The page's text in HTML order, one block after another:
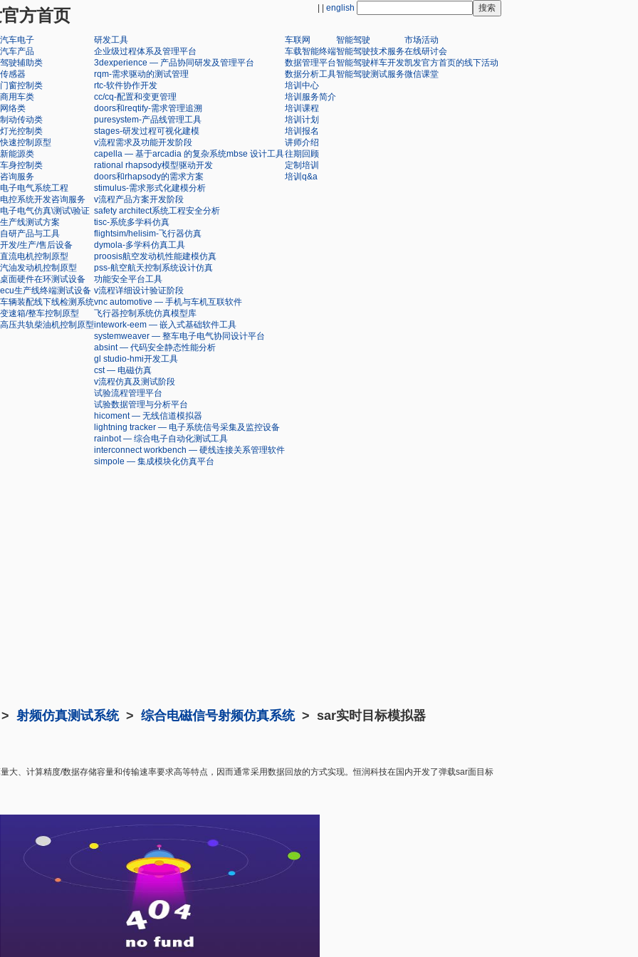
方首页 english
汽车电子
汽车产品
驾驶辅助类
传感器
门窗控制类
商用车类
网络类
制动传动类
灯光控制类
快速控制原型
新能源类
车身控制类
咨询服务
电子电气系统工程
电控系统开发咨询服务
电子电气仿真\测试\验证
生产线测试方案
自研产品与工具
开发/生产/售后设备
直流电机控制原型
汽油发动机控制原型
桌面硬件在环测试设备
ecu生产线终端测试设备
车辆装配线下线检测系统
变速箱/整车控制原型
高压共轨柴油机控制原型
研发工具
企业级过程体系及管理平台
3dexperience — 产品协同研发及管理平台
rqm-需求驱动的测试管理
rtc-软件协作开发
cc/cq-配置和变更管理
doors和reqtify-需求管理追溯
puresystem-产品线管理工具
stages-研发过程可视化建模
v流程需求及功能开发阶段
capella — 基于arcadia 的复杂系统mbse 设计工具
rational rhapsody模型驱动开发
doors和rhapsody的需求方案
stimulus-需求形式化建模分析
v流程产品方案开发阶段
safety architect系统工程安全分析
tisc-系统多学科仿真
flightsim/helisim-飞行器仿真
dymola-多学科仿真工具
proosis航空发动机性能建模仿真
pss-航空航天控制系统设计仿真
功能安全平台工具
v流程详细设计验证阶段
vnc automotive — 手机与车机互联软件
飞行器控制系统仿真模型库
intework-eem — 嵌入式基础软件工具
systemweaver — 整车电子电气协同设计平台
absint — 代码安全静态性能分析
gl studio-hmi开发工具
cst — 电磁仿真
v流程仿真及测试阶段
试验流程管理平台
试验数据管理与分析平台
hicoment — 无线信道模拟器
lightning tracker — 电子系统信号采集及监控设备
rainbot — 综合电子自动化测试工具
interconnect workbench — 硬线连接关系管理软件
simpole — 集成模块化仿真平台
车联网
车载智能终端
数据管理平台
数据分析工具
智能驾驶
智能驾驶技术服务
智能驾驶样车开发
智能驾驶测试服务
市场活动
在线研讨会
凯发官方首页的线下活动
微信课堂
培训中心
培训服务简介
培训课程
培训计划
培训报名
讲师介绍
往期回顾
定制培训
培训q&a
射频仿真测试系统> 综合电磁信号射频仿真系统> sar实时目标模拟器
、计算精度/数据存储容量和传输速率要求高等特点，因而通常采用数据回放的方式实现。恒润科技在国内开发了弹载sar面目标